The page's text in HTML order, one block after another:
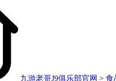
九游老哥J9俱乐部官网 > 食